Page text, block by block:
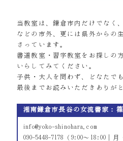
当教室は、鎌倉市内だけでなく
などの市外、更には県外からの
さっています。
書道教室・習字教室をお探しの
いらしてみてください。
子供・大人を問わず、どなたで
最後までお読みいただきありが
湘南鎌倉市長谷の女流書家：
info@yoko-shinohara.com
090-5448-7178（9:00～18:00｜